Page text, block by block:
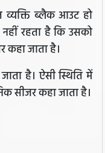
व्यक्ति ब्लैक आउट हो
नहीं रहता है कि उसको
कहा जाता है।
है। ऐसी स्थिति में
सीजर कहा जाता है।